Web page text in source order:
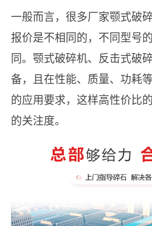
一般而言，很多厂家颚式破
报价是不相同的，不同型号
同。颚式破碎机、反击式破
备，且在性能、质量、功耗
的应用要求，这样高性价比
的关注度。